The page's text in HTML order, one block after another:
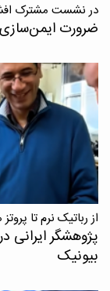
در نشست مشترک
ضرورت ایمن‌سازی
از رباتیک نرم تا
پژوهشگر
بیونیک